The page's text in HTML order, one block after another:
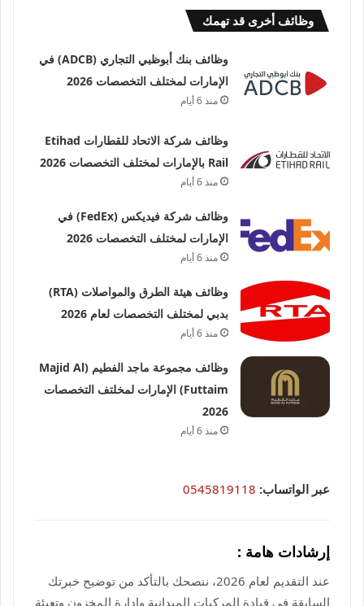
وظائف أخرى قد تهمك
وظائف بنك أبوظبي التجاري (ADCB) في
الإمارات لمختلف التخصصات 2026
منذ 6 أيام
وظائف شركة الاتحاد للقطارات Etihad
Rail بالإمارات لمختلف التخصصات 2026
منذ 6 أيام
وظائف شركة فيديكس (FedEx) في
الإمارات لمختلف التخصصات 2026
منذ 6 أيام
وظائف هيئة الطرق والمواصلات (RTA)
بدبي لمختلف التخصصات لعام 2026
منذ 6 أيام
وظائف مجموعة ماجد الفطيم (Majid Al
Futtaim) الإمارات لمخلتف التخصصات
2026
منذ 6 أيام
عبر الواتساب: 0545819118
إرشادات هامة :
عند التقديم لعام 2026، ننصحك بالتأكد من توضيح خبرتك
السابقة في قيادة المركبات الميدانية وإدارة المخزون وتعبئة